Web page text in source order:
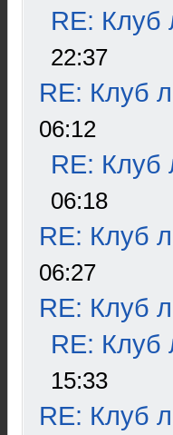
RE: Клуб
22:37
RE: Клуб
06:12
RE: Клуб
06:18
RE: Клуб
06:27
RE: Клуб
RE: Клуб
15:33
RE: Клуб